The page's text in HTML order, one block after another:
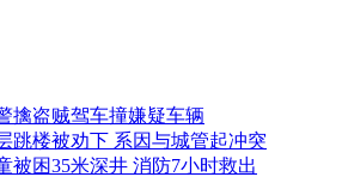
讲促朝弃核
擒盗贼驾车撞嫌疑车辆
跳楼被劝下 系因与城管起冲突
被困35米深井 消防7小时救出